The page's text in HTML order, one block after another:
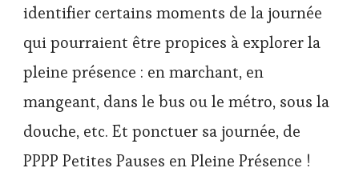
identifier certains moments de la journée
qui pourraient être propices à explorer la
pleine présence : en marchant, en
mangeant, dans le bus ou le métro, sous la
douche, etc. Et ponctuer sa journée, de
PPPP Petites Pauses en Pleine Présence !